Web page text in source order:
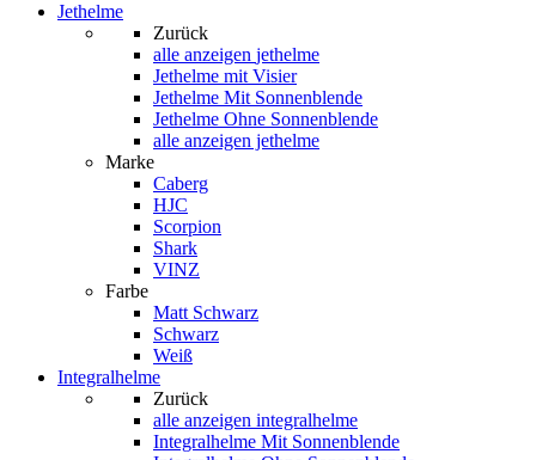
Jethelme
Zurück
alle anzeigen jethelme
Jethelme mit Visier
Jethelme Mit Sonnenblende
Jethelme Ohne Sonnenblende
alle anzeigen jethelme
Marke
Caberg
HJC
Scorpion
Shark
VINZ
Farbe
Matt Schwarz
Schwarz
Weiß
Integralhelme
Zurück
alle anzeigen integralhelme
Integralhelme Mit Sonnenblende